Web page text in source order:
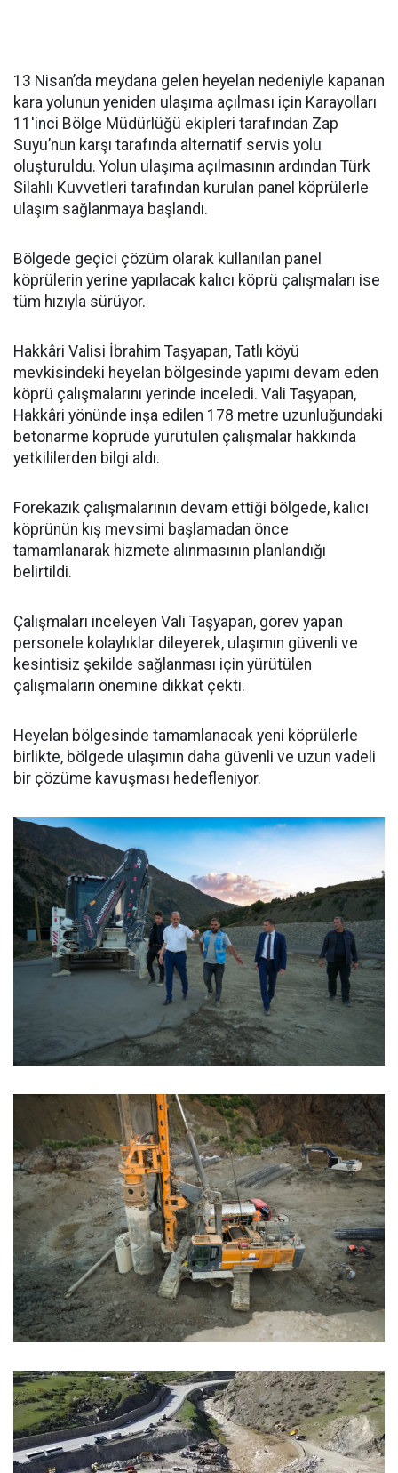
13 Nisan’da meydana gelen heyelan nedeniyle kapanan
kara yolunun yeniden ulaşıma açılması için Karayolları
11'inci Bölge Müdürlüğü ekipleri tarafından Zap
Suyu’nun karşı tarafında alternatif servis yolu
oluşturuldu. Yolun ulaşıma açılmasının ardından Türk
Silahlı Kuvvetleri tarafından kurulan panel köprülerle
ulaşım sağlanmaya başlandı.
Bölgede geçici çözüm olarak kullanılan panel
köprülerin yerine yapılacak kalıcı köprü çalışmaları ise
tüm hızıyla sürüyor.
Hakkâri Valisi İbrahim Taşyapan, Tatlı köyü
mevkisindeki heyelan bölgesinde yapımı devam eden
köprü çalışmalarını yerinde inceledi. Vali Taşyapan,
Hakkâri yönünde inşa edilen 178 metre uzunluğundaki
betonarme köprüde yürütülen çalışmalar hakkında
yetkililerden bilgi aldı.
Forekazık çalışmalarının devam ettiği bölgede, kalıcı
köprünün kış mevsimi başlamadan önce
tamamlanarak hizmete alınmasının planlandığı
belirtildi.
Çalışmaları inceleyen Vali Taşyapan, görev yapan
personele kolaylıklar dileyerek, ulaşımın güvenli ve
kesintisiz şekilde sağlanması için yürütülen
çalışmaların önemine dikkat çekti.
Heyelan bölgesinde tamamlanacak yeni köprülerle
birlikte, bölgede ulaşımın daha güvenli ve uzun vadeli
bir çözüme kavuşması hedefleniyor.